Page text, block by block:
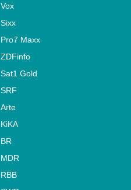
Vox
Sixx
Pro7 Maxx
ZDFinfo
Sat1 Gold
SRF
Arte
KiKA
BR
MDR
RBB